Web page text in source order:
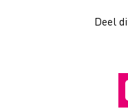
Deel